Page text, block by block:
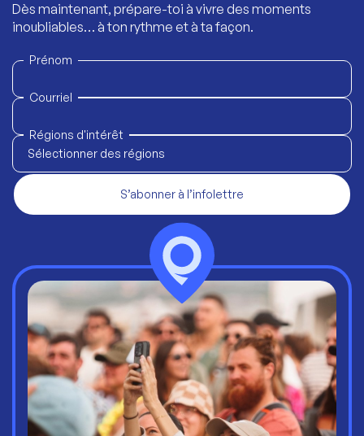
Dès maintenant, prépare-toi à vivre des moments
inoubliables… à ton rythme et à ta façon.
Prénom
Courriel
Régions d'intérêt
Sélectionner des régions
S’abonner à l’infolettre